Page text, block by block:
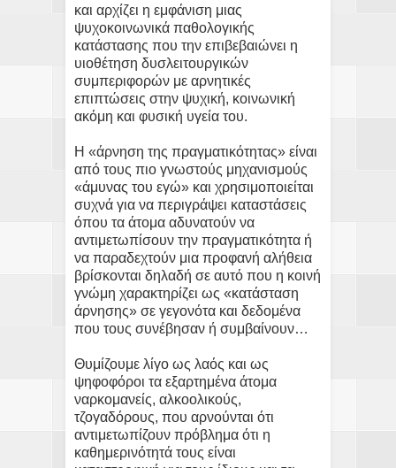
και αρχίζει η εμφάνιση μιας
ψυχοκοινωνικά παθολογικής
κατάστασης που την επιβεβαιώνει η
υιοθέτηση δυσλειτουργικών
συμπεριφορών με αρνητικές
επιπτώσεις στην ψυχική, κοινωνική
ακόμη και φυσική υγεία του.
Η «άρνηση της πραγματικότητας» είναι
από τους πιο γνωστούς μηχανισμούς
«άμυνας του εγώ» και χρησιμοποιείται
συχνά για να περιγράψει καταστάσεις
όπου τα άτομα αδυνατούν να
αντιμετωπίσουν την πραγματικότητα ή
να παραδεχτούν μια προφανή αλήθεια
βρίσκονται δηλαδή σε αυτό που η κοινή
γνώμη χαρακτηρίζει ως «κατάσταση
άρνησης» σε γεγονότα και δεδομένα
που τους συνέβησαν ή συμβαίνουν…
Θυμίζουμε λίγο ως λαός και ως
ψηφοφόροι τα εξαρτημένα άτομα
ναρκομανείς, αλκοολικούς,
τζογαδόρους, που αρνούνται ότι
αντιμετωπίζουν πρόβλημα ότι η
καθημερινότητά τους είναι